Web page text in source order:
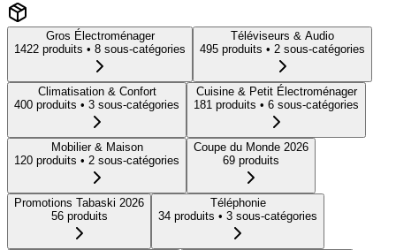
Gros Électroménager
1422 produits • 8 sous-catégories
Téléviseurs & Audio
495 produits • 2 sous-catégories
Climatisation & Confort
400 produits • 3 sous-catégories
Cuisine & Petit Électroménager
181 produits • 6 sous-catégories
Mobilier & Maison
120 produits • 2 sous-catégories
Coupe du Monde 2026
69 produits
Promotions Tabaski 2026
56produits
Téléphonie
34 produits • 3 sous-catégories